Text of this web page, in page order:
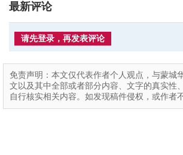
最新评论
请先登录，再发表评论
免责声明：本文仅代表作者个人观点，与蒙城
文以及其中全部或者部分内容、文字的真实性
自行核实相关内容。如发现稿件侵权，或作